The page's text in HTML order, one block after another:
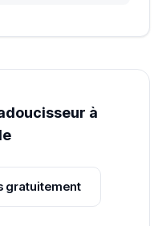
à
gratuitement